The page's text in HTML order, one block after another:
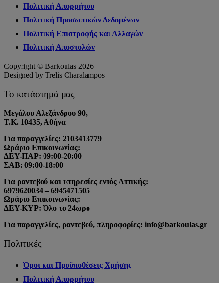
Πολιτική Απορρήτου
Πολιτική Προσωπικών Δεδομένων
Πολιτική Επιστροφής και Αλλαγών
Πολιτική Αποστολών
Copyright © Barkoulas 2026
Designed by Trelis Charalampos
Το κατάστημά μας
Μεγάλου Αλεξάνδρου 90,
Τ.Κ. 10435, Αθήνα
Για παραγγελίες: 2103413779
Ωράριο Επικοινωνίας:
ΔΕΥ-ΠΑΡ: 09:00-20:00
ΣΑΒ: 09:00-18:00
Για ραντεβού και υπηρεσίες εντός Αττικής:
6979620034 – 6945471505
Ωράριο Επικοινωνίας:
ΔΕΥ-ΚΥΡ: Όλο το 24ωρο
Για παραγγελίες, ραντεβού, πληροφορίες: info@barkoulas.gr
Πολιτικές
Όροι και Προϋποθέσεις Χρήσης
Πολιτική Απορρήτου